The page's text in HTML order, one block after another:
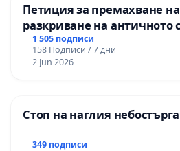
Петиция за премахване
разкриване на античното
Могиланската могила във
1 505 подписи
158 Подписи / 7 дни
2 Jun 2026
Стоп на наглия
349 подписи